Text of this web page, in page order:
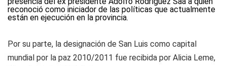
reconoció como iniciador de las políticas que actualmente
están en ejecución en la provincia.
Por su parte, la designación de San Luis como capital
mundial por la paz 2010/2011 fue recibida por Alicia Leme,